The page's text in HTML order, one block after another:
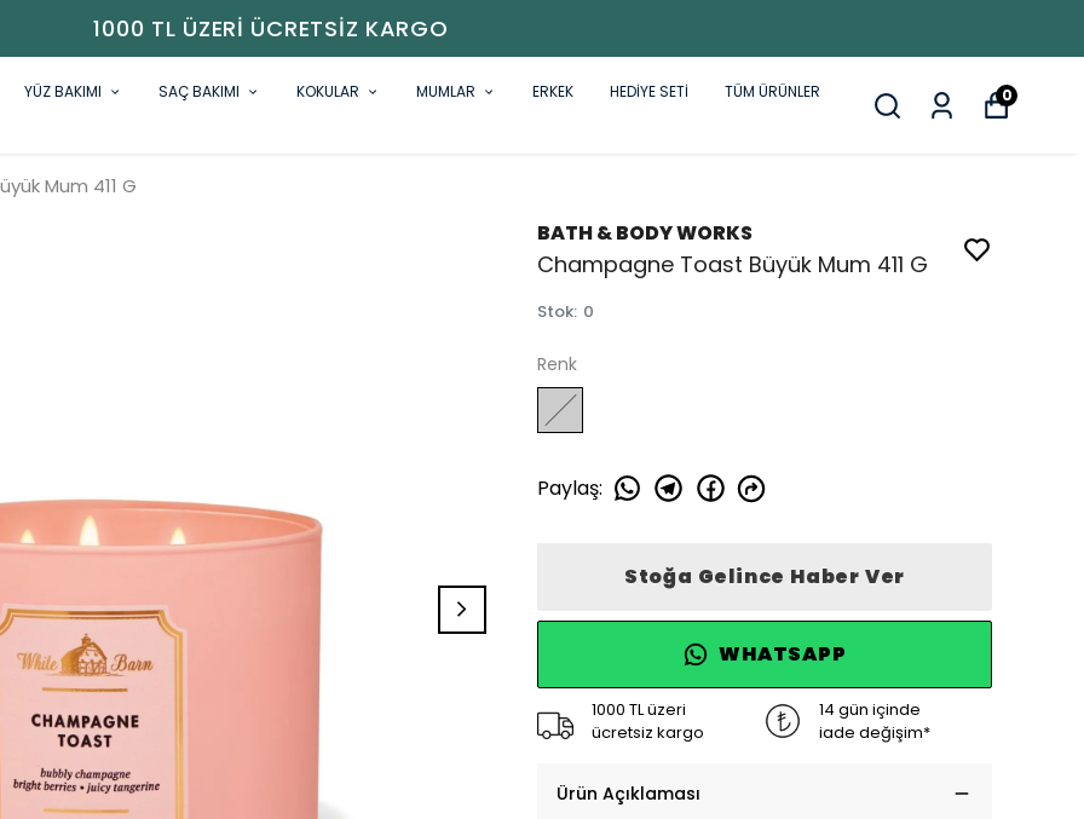
1000 TL ÜZERI ÜCRETSIZ KARGO
YÜZ BAKIMI SAÇ BAKIMI KOKULAR MUMLAR ERKEK HEDİYE SETİ
TÜM ÜRÜNLER
0
Mum 411 G
BATH & BODY WORKS
Champagne Toast Büyük Mum 411 G
Stok: 0
Renk
Paylaş:
Stoğa Gelince Haber Ver
WHATSAPP
1000 TL üzeri
ücretsiz kargo
14 gün içinde
iade değişim*
Ürün Açıklaması